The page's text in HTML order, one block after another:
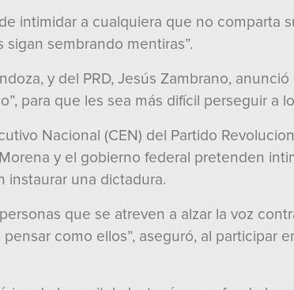
intimidar a cualquiera que no comparta
sembrando mentiras”.
y del PRD, Jesús Zambrano,
para que les sea más difícil perseguir a
Nacional (CEN) del Partido
y el gobierno federal pretenden
instaurar una dictadura.
que se atreven a alzar la voz
como ellos”, aseguró, al participar